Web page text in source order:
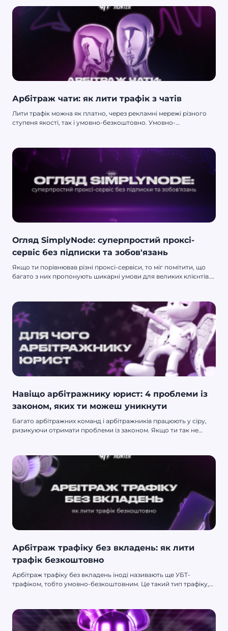
випадках зріз лідів не є шейвом, і як бути, якщо ти зіткнувся з
несправедливістю під час співпраці з пп. Буде цікаво й
корисно. Полетіли!
Арбітраж чати: як лити трафік з чатів
Лити трафік можна як платно, через рекламні мережі різного
ступеня якості, так і умовно-безкоштовно. Умовно-
спам. Окремо тут стоїть пролив через чати. Про це зараз і
поговоримо.
Огляд SimplyNode: суперпростий проксі-
сервіс без підписки та зобов'язань
Якщо ти порівнював різні проксі-сервіси, то міг помітити, що
багато з них пропонують шикарні умови для великих клієнтів.
місяців. А якщо ти не велика корпорація, а соло-арбітражник?
Можливо, навіть початківець, і поки не розумієш, скільки
взагалі тобі потрібно адрес, на який обсяг трафіку, і які
підходять найкраще. Або ти ллєш трафік нерегулярно, і
підписка на проксі тобі невигідна — її більша частина просто
згорить.
Навіщо арбітражнику юрист: 4 проблеми із
законом, яких ти можеш уникнути
Багато арбітражних команд і арбітражників працюють у сіру,
ризикуючи отримати проблеми із законом. Якщо ти так не
можуть виникнути в арбітражника, — і, звісно, дізналися, як їх
уникнути.
Арбітраж трафіку без вкладень: як лити
трафік безкоштовно
Арбітраж трафіку без вкладень іноді називають ще УБТ-
трафіком, тобто умовно-безкоштовним. Це такий тип трафіку,
будемо говорити.